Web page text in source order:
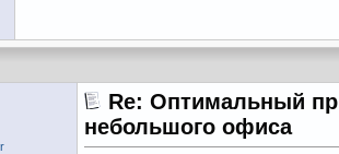
Re: Оптимальный
небольшого офиса